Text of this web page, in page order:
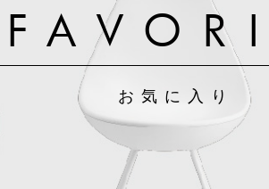
お気に入り